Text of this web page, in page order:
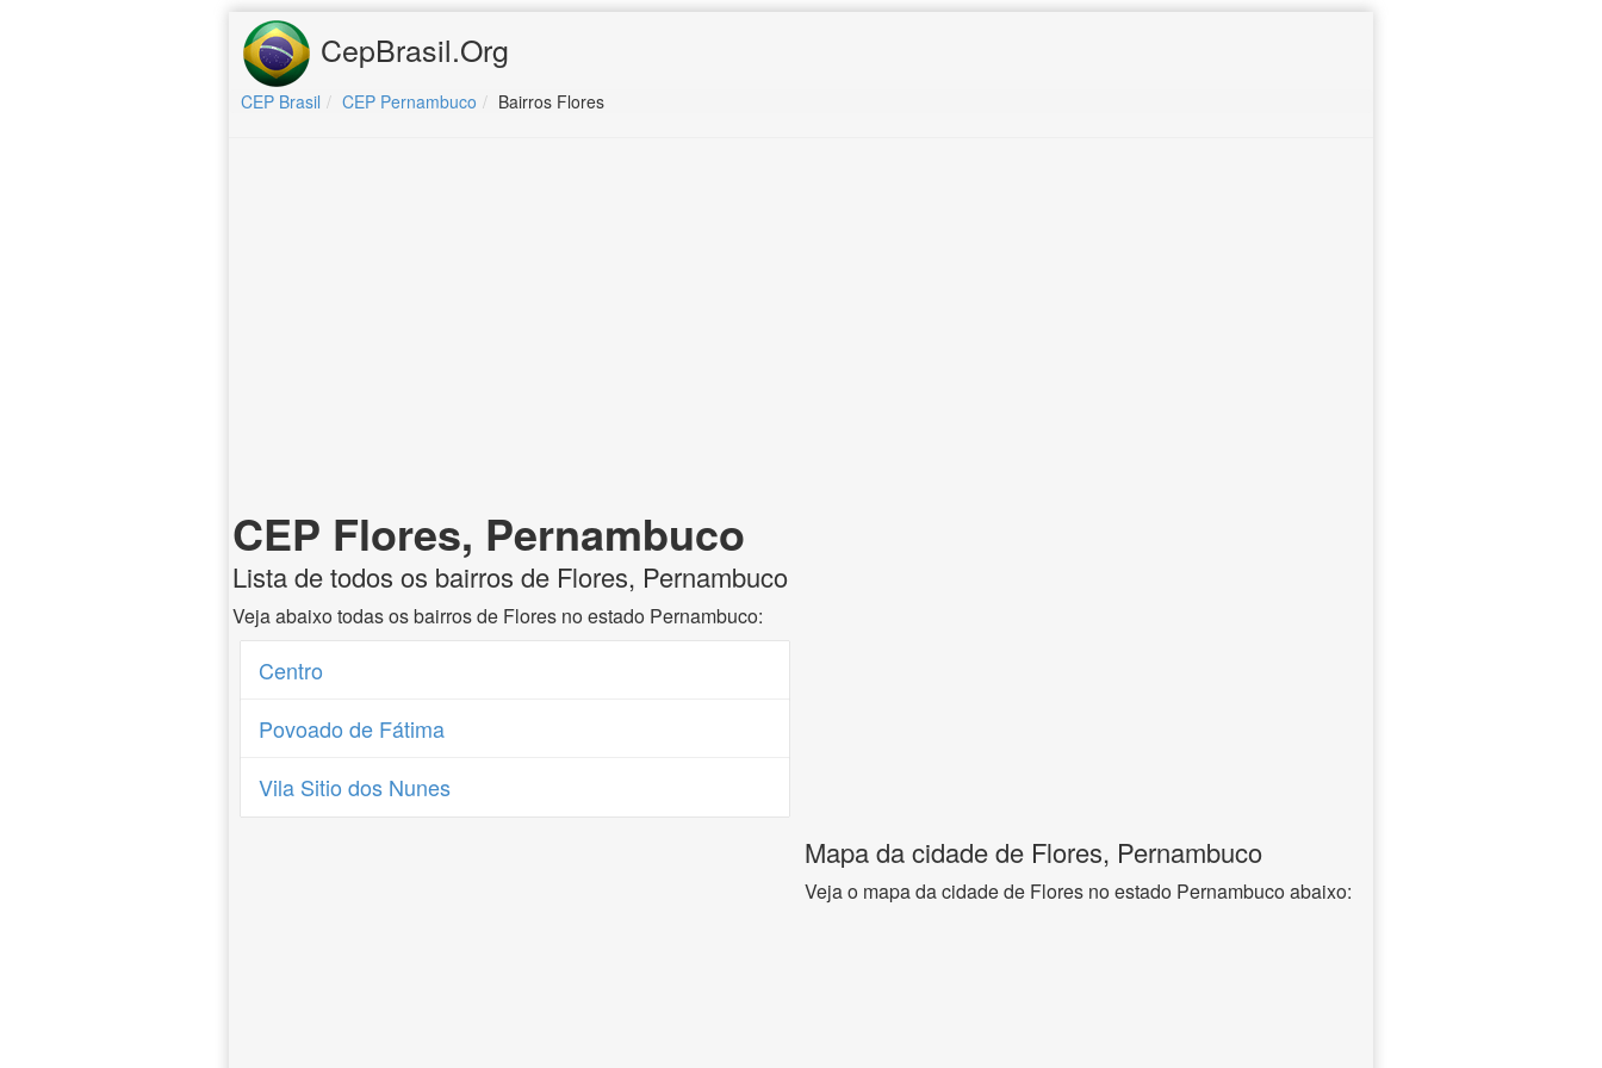
CepBrasil.Org
CEP Brasil CEP Pernambuco Bairros Flores
CEP Flores, Pernambuco
Lista de todos os bairros de Flores, Pernambuco
Veja abaixo todas os bairros de Flores no estado Pernambuco:
Centro
Povoado de Fátima
Vila Sitio dos Nunes
Mapa da cidade de Flores, Pernambuco
Veja o mapa da cidade de Flores no estado Pernambuco abaixo: